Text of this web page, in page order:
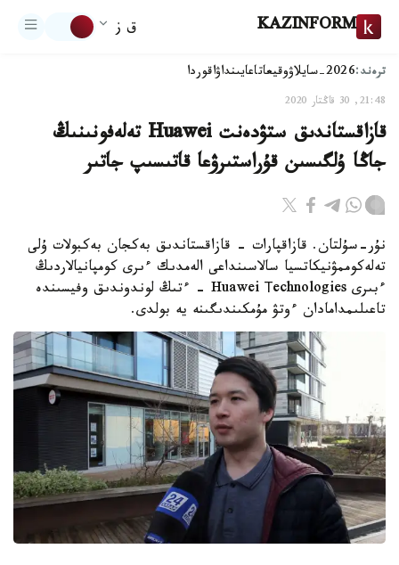
KAZINFORM ق ز
ترەند:2026-سايلاۋ وقيعاتاعايىنداۋاقوردا
21:48, 30 قاڭتار 2020
قازاقستاندىق ستۋدەنت Huawei تەلەفونىنىڭ
جاڭا ۇلگىسىن قۇراستىرۋعا قاتىسىپ جاتىر
نۇر-سۇلتان. قازاقپارات - قازاقستاندىق بەكجان بەكبولات ۇلى
تەلەكوممۋنيكاتسيا سالاسىنداعى الەمدىك ءىرى كومپانيالاردىڭ
ءبىرى Huawei Тechnologies - ءتىڭ لوندوندىق وفيسىندە
تاعىلىمدامادان ءوتۋ مۇمكىندىگىنە يە بولدى.